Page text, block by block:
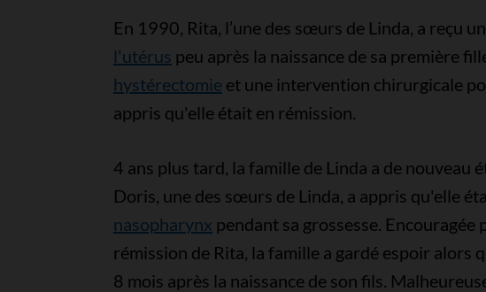
En 1990, Rita, l’une des sœurs de Linda, a reçu
l'utérus peu après la naissance de sa première
hystérectomieet une intervention chirurgicale
appris qu'elle était en rémission.
4 ans plus tard, la famille de Linda a de nouveau
Doris, une des sœurs de Linda, a appris qu'elle
nasopharynx pendant sa grossesse. Encouragée
rémission de Rita, la famille a gardé espoir alors
8 mois après la naissance de son fils.